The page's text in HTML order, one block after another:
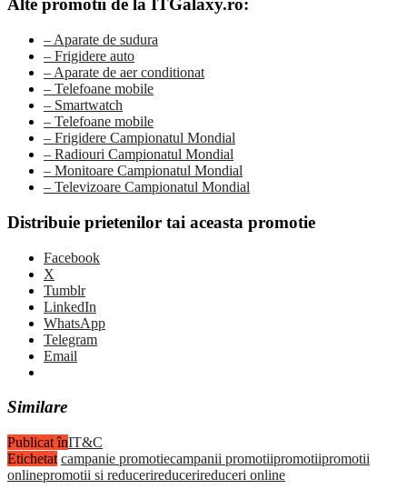
Alte promotii de la ITGalaxy.ro:
– Aparate de sudura
– Frigidere auto
– Aparate de aer conditionat
– Telefoane mobile
– Smartwatch
– Telefoane mobile
– Frigidere Campionatul Mondial
– Radiouri Campionatul Mondial
– Monitoare Campionatul Mondial
– Televizoare Campionatul Mondial
Distribuie prietenilor tai aceasta promotie
Facebook
X
Tumblr
LinkedIn
WhatsApp
Telegram
Email
Similare
Publicat înIT&C
Etichetat campanie promotiecampanii promotiipromotiipromotii
onlinepromotii si reducerireducerireduceri online